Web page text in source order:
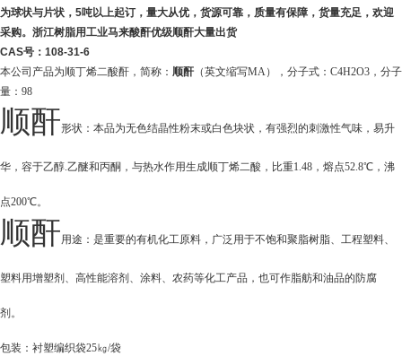
为球状与片状， 5吨以上起订，量大从优，货源可靠，质量有保障，货量充足，欢迎
采购。浙江树脂用工业马来酸酐优级顺酐大量出货
CAS号：108-31-6
本公司产品为顺丁烯二酸酐 ，简称： 顺酐 （英文缩写MA），分子式：C4H2O3，分子
量：98
顺酐形状：本品为无色结晶性粉末或白色块状，有强烈的刺激性气味，易升
华，容于乙醇.乙醚和丙酮，与热水作用生成顺丁烯二酸，比重1.48，熔点52.8℃，沸
点200℃。
顺酐用途：是重要的有机化工原料，广泛用于不饱和聚脂树脂、工程塑料、
塑料用增塑剂、高性能溶剂、涂料、农药等化工产品，也可作脂舫和油品的防腐
剂。
包装：衬塑编织袋25㎏/袋